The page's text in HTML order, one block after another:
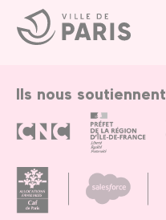
Ville
de
Paris
Ils nous soutiennent